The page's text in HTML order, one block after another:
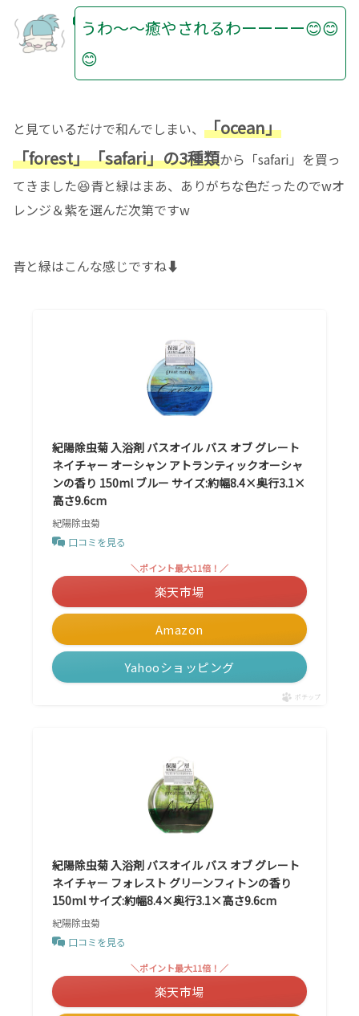
うわ〜〜癒やされるわーーーー😊😊
😊
と見ているだけで和んでしまい、 「ocean」
「forest」「safari」の3種類から「safari」を買っ
てきました😆青と緑はまあ、ありがちな色だったのでwオ
レンジ＆紫を選んだ次第ですw
青と緑はこんな感じですね⬇️
紀陽除虫菊 入浴剤 バスオイル バス オブ グレート
ネイチャー オーシャン アトランティックオーシャ
ンの香り 150ml ブルー サイズ:約幅8.4×奥行3.1×
高さ9.6cm
紀陽除虫菊
口コミを見る
Amazon
＼ポイント最大11倍！／
楽天市場
Yahooショッピング
ポチップ
紀陽除虫菊 入浴剤 バスオイル バス オブ グレート
ネイチャー フォレスト グリーンフィトンの香り
150ml サイズ:約幅8.4×奥行3.1×高さ9.6cm
紀陽除虫菊
口コミを見る
＼ポイント最大11倍！／
楽天市場